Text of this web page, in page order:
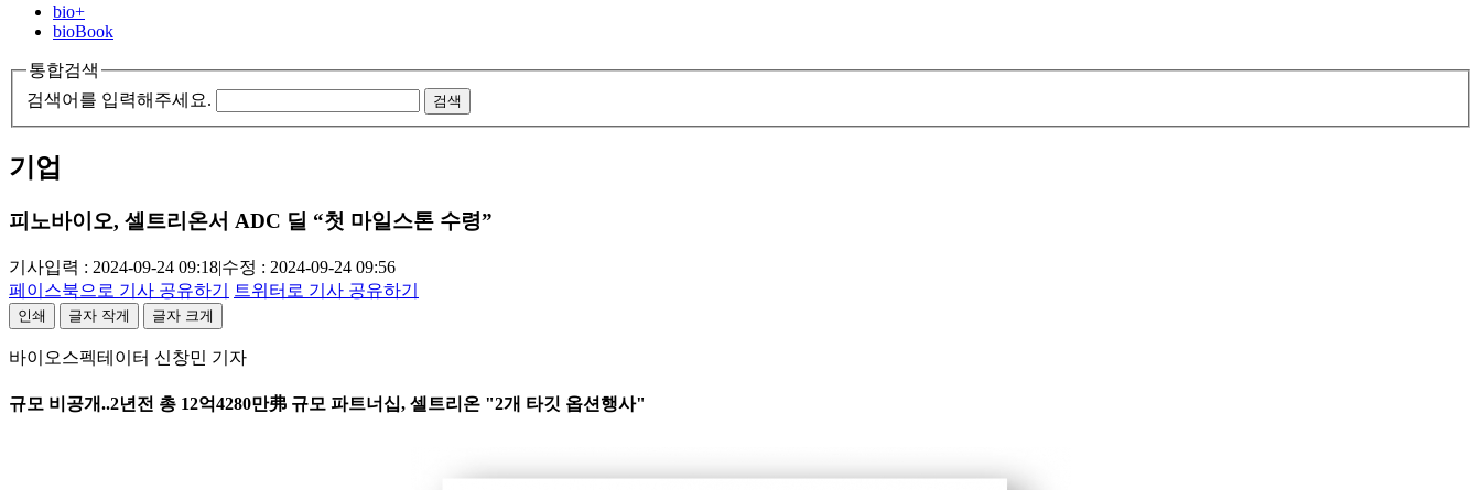
bio+
bioBook
통합검색
검색어를 입력해주세요.
검색
기업
피노바이오, 셀트리온서 ADC 딜 “첫 마일스톤 수령”
기사입력 : 2024-09-24 09:18|수정 : 2024-09-24 09:56
페이스북으로 기사 공유하기
트위터로 기사 공유하기
인쇄 글자 작게 글자 크게
바이오스펙테이터 신창민 기자
규모 비공개..2년전 총 12억4280만弗 규모 파트너십, 셀트리온 "2개 타깃 옵션행사"